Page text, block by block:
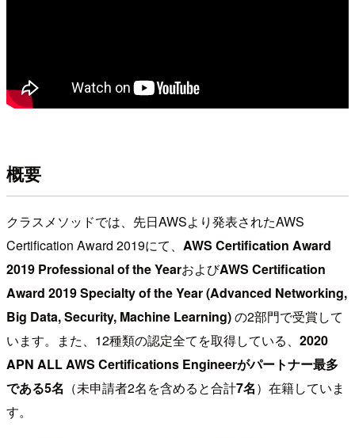
概要
クラスメソッドでは、先日AWSより発表されたAWS
Certification Award 2019にて、 AWS Certification Award
2019 Professional of the YearおよびAWS Certification
Award 2019 Specialty of the Year (Advanced Networking,
Big Data, Security, Machine Learning)の2部門で受賞して
います。また、12種類の認定全てを取得している、 2020
APN ALL AWS Certifications Engineerがパートナー最多
である5名 （未申請者2名を含めると合計7名）在籍していま
す。